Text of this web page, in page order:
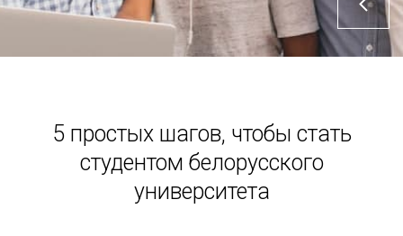
5 простых шагов, чтобы стать
студентом белорусского
университета